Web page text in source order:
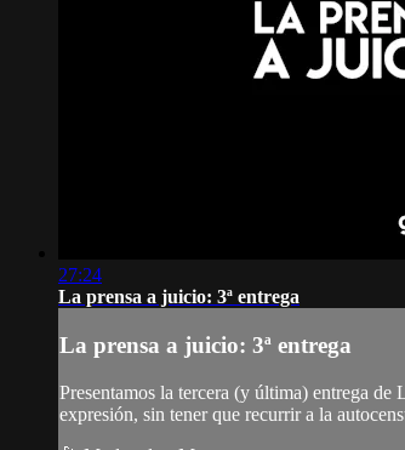
27:24
La prensa a juicio: 3ª entrega
La prensa a juicio: 3ª entrega
Presentamos la tercera (y última) entrega
expresión, sin tener que recurrir a la